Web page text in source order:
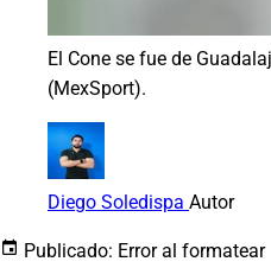
El Cone se fue de
(MexSport).
Diego Soledispa Autor
Publicado: Error al formatear